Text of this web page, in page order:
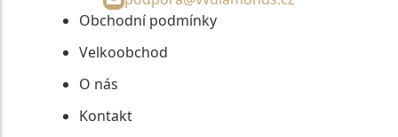
Obchodní podmínky
Velkoobchod
O nás
Kontakt